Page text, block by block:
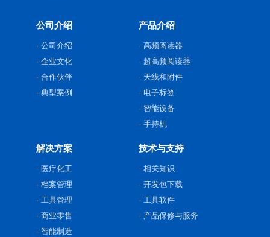
公司介绍
公司介绍
企业文化
合作伙伴
典型案例
产品介绍
高频阅读器
超高频阅读器
天线和附件
电子标签
智能设备
手持机
解决方案
医疗化工
档案管理
工具管理
商业零售
智能制造
技术与支持
相关知识
开发包下载
工具软件
产品保修与服务